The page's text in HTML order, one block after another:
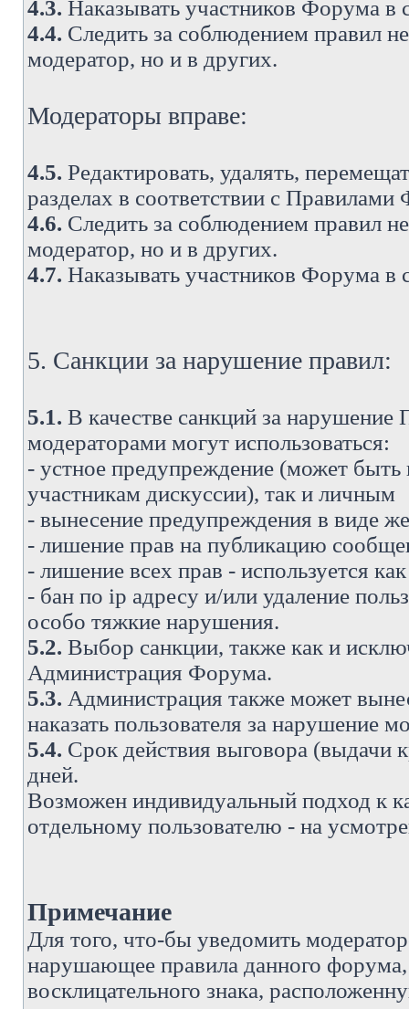
4.3. Наказывать участников Форума
4.4. Следить за соблюдением правил
модератор, но и в других.
Модераторы вправе:
4.5. Редактировать, удалять,
разделах в соответствии с
4.6. Следить за соблюдением правил
модератор, но и в других.
4.7. Наказывать участников Форума
5. Санкции за нарушение правил:
5.1. В качестве санкций за
модераторами могут использоваться:
- устное предупреждение (может
участникам дискуссии), так и личным
- вынесение предупреждения в виде
- лишение прав на публикацию
- лишение всех прав - используется
- бан по ip адресу и/или удаление
особо тяжкие нарушения.
5.2. Выбор санкции, также как и
Администрация Форума.
5.3. Администрация также может
наказать пользователя за
5.4. Срок действия выговора (выдачи
дней.
Возможен индивидуальный подход к
отдельному пользователю - на
Примечание
Для того, что-бы уведомить
нарушающее правила данного форума,
восклицательного знака,